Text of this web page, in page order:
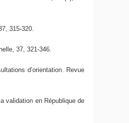
315-320.
37, 321-346.
d’orientation. Revue
validation en République de